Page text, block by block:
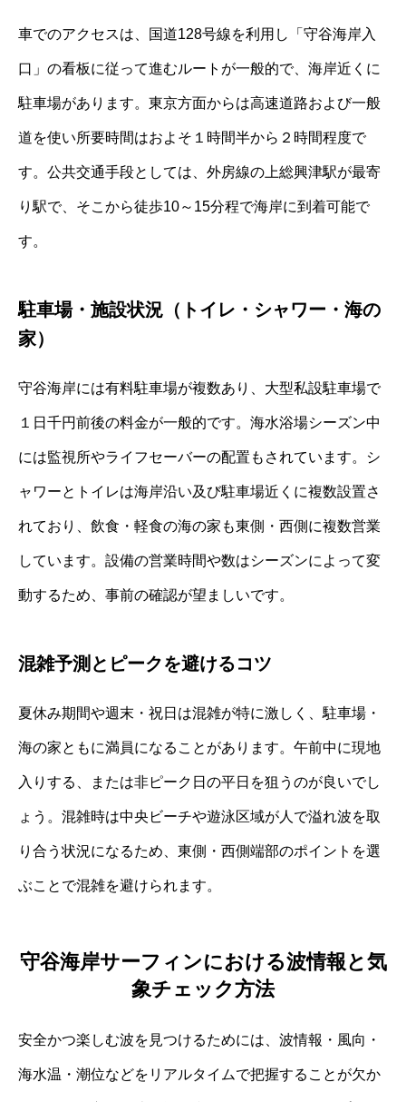
車でのアクセスは、国道128号線を利用し「守谷海岸入
口」の看板に従って進むルートが一般的で、海岸近くに
駐車場があります。東京方面からは高速道路および一般
道を使い所要時間はおよそ１時間半から２時間程度で
す。公共交通手段としては、外房線の上総興津駅が最寄
り駅で、そこから徒歩10～15分程で海岸に到着可能で
す。
駐車場・施設状況（トイレ・シャワー・海の
家）
守谷海岸には有料駐車場が複数あり、大型私設駐車場で
１日千円前後の料金が一般的です。海水浴場シーズン中
には監視所やライフセーバーの配置もされています。シ
ャワーとトイレは海岸沿い及び駐車場近くに複数設置さ
れており、飲食・軽食の海の家も東側・西側に複数営業
しています。設備の営業時間や数はシーズンによって変
動するため、事前の確認が望ましいです。
混雑予測とピークを避けるコツ
夏休み期間や週末・祝日は混雑が特に激しく、駐車場・
海の家ともに満員になることがあります。午前中に現地
入りする、または非ピーク日の平日を狙うのが良いでし
ょう。混雑時は中央ビーチや遊泳区域が人で溢れ波を取
り合う状況になるため、東側・西側端部のポイントを選
ぶことで混雑を避けられます。
守谷海岸サーフィンにおける波情報と気
象チェック方法
安全かつ楽しむ波を見つけるためには、波情報・風向・
海水温・潮位などをリアルタイムで把握することが欠か